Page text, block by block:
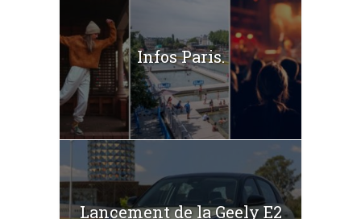
Infos Paris.
Lancement de la Geely E2